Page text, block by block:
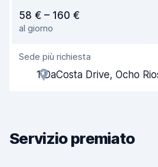
Facile da trovare
Gentilezza degli agenti
Rapidità del ritiro
Pulizia del veicolo
58 € – 160 €
al giorno
Sede più richiesta
1 DaCosta Drive, Ocho
Servizio premiato